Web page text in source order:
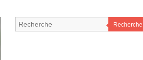
Recherche